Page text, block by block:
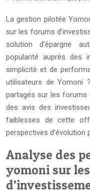
La gestion pilotée
sur les forums
solution d’épargne
popularité auprès des
simplicité et de
utilisateurs de Yomoni
partagés sur les forums
des avis des
faiblesses de cette
perspectives d’évolution
Analyse des
yomoni sur